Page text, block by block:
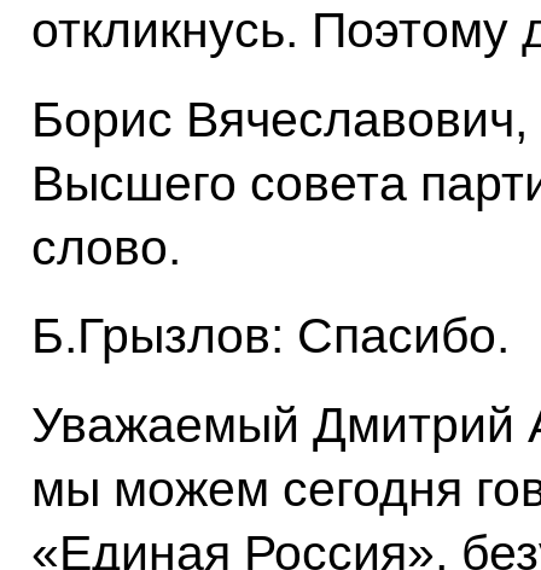
откликнусь. Поэтому
Борис
Высшего совета
слово.
Б.Грызлов: Спасибо.
Уважаемый Дмитрий
мы можем сегодня
«Единая Россия»,